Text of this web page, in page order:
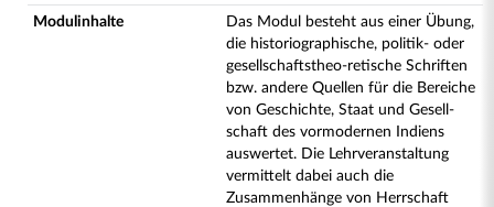
Modulinhalte
Das Modul besteht aus einer Übung,
die historiographische, politik- oder
gesellschaftstheo-retische Schriften
bzw. andere Quellen für die Bereiche
von Geschichte, Staat und Gesell-
schaft des vormodernen Indiens
auswertet. Die Lehrveranstaltung
vermittelt dabei auch die
Zusammenhänge von Herrschaft